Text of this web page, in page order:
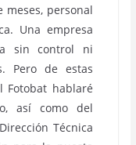
meses, personal
Una empresa
sin control ni
Pero de estas
Fotobat hablaré
así como del
Técnica